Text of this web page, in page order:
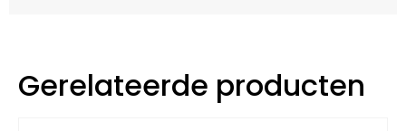
Gerelateerde producten